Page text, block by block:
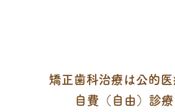
矯正歯科治療は公的
自費（自由）診